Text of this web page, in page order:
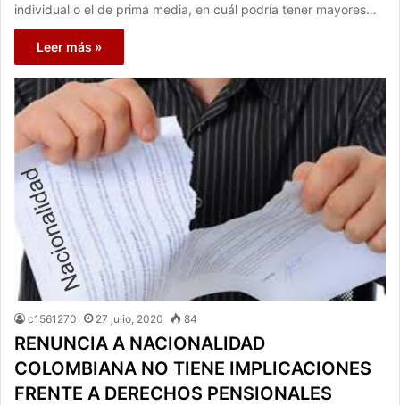
individual o el de prima media, en cuál podría tener mayores…
Leer más »
c1561270 27 julio, 2020 84
RENUNCIA A NACIONALIDAD
COLOMBIANA NO TIENE IMPLICACIONES
FRENTE A DERECHOS PENSIONALES